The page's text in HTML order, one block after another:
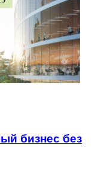
бизнес без